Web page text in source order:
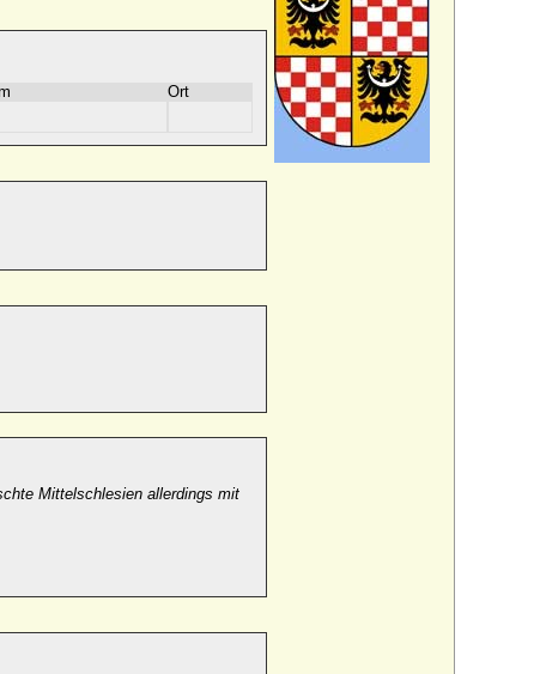
Ort
Mittelschlesien allerdings mit